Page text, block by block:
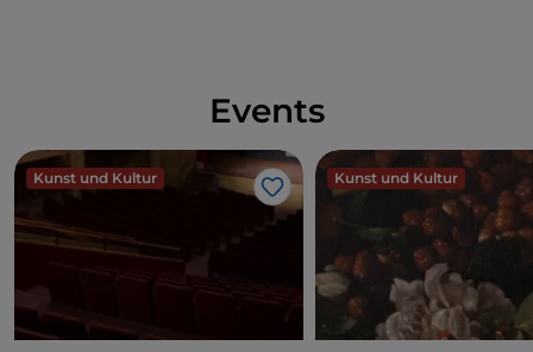
Events
Kunst und Kultur
Like
Kunst und Kultur